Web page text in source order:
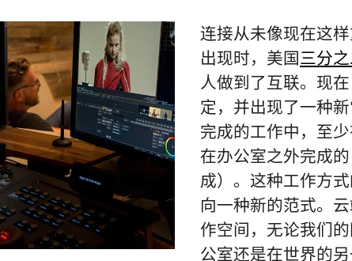
连接从未像现在这
出现时，美国三分
人做到了互联。现
定，并出现了一种
完成的工作中，至
在办公室之外完成
成）。这种工作方
向一种新的范式。
作空间，无论我们
公室还是在世界的